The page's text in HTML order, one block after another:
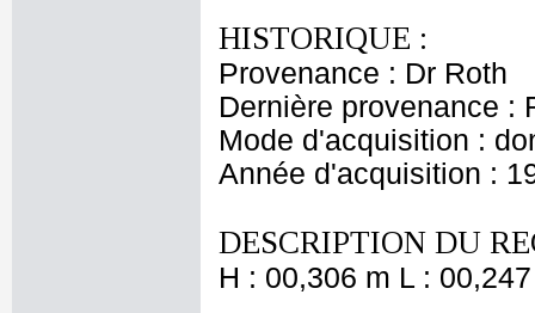
HISTORIQUE :
Provenance : Dr Roth
Dernière provenance :
Mode d'acquisition :
Année d'acquisition :
DESCRIPTION DU
H : 00,306 m L :